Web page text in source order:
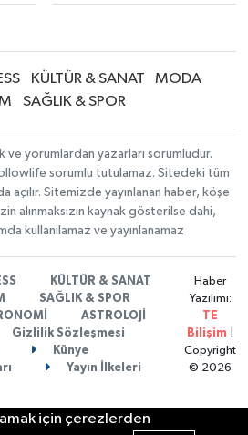
KÜLTÜR & SANAT
MODA
SAĞLIK & SPOR
ve yorumlardan yazarları sorumludur.
sorumlu tutulamaz. Sitedeki tüm
açılır. Sitemizde yayınlanan haber, köşe
alınmaksızın kaynak gösterilse dahi,
kullanılamaz ve yayınlanamaz
KÜLTÜR & SANAT
SAĞLIK & SPOR
ASTROLOJİ
Gizlilik Sözleşmesi
Künye
Yayın İlkeleri
Haber
Yazılımı:
TE
Bilişim
Copyright
© 2026
için çerezlerden